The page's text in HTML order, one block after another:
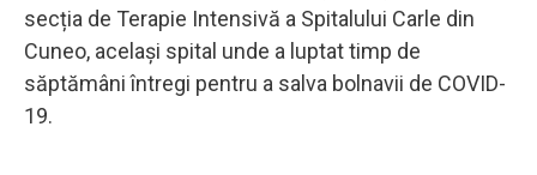
secția de Terapie Intensivă a Spitalului Carle din
Cuneo, același spital unde a luptat timp de
săptămâni întregi pentru a salva bolnavii de COVID-
19.